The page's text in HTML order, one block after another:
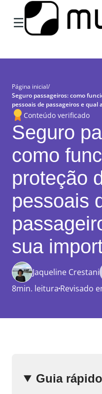
☰
Página inicial/
Seguro passageiros: como
pessoais de passageiros e qual
Conteúdo verificado
Seguro
como
proteção
pessoais
sua
Jaqueline Crestani
8min. leitura Revisado
Guia rápido